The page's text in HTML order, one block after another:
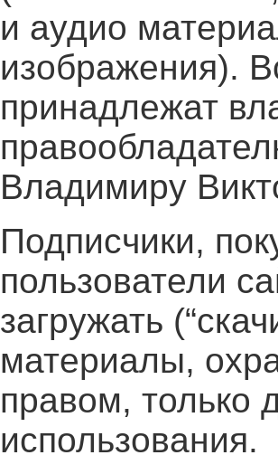
и аудио
изображения).
принадлежат
Владимиру
Подписчики,
пользователи
загружать
материалы,
правом, только
использования.